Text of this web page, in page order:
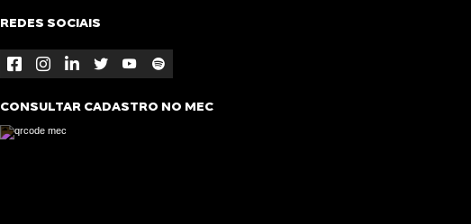
REDES SOCIAIS
CONSULTAR CADASTRO NO MEC